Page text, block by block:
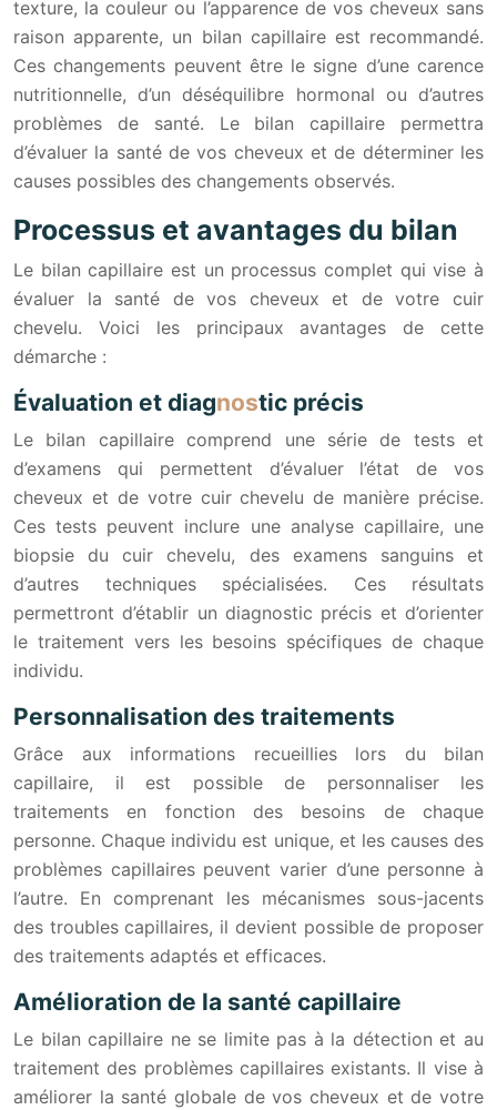
texture, la couleur ou l’apparence de vos cheveux sans
raison apparente, un bilan capillaire est recommandé.
Ces changements peuvent être le signe d’une carence
nutritionnelle, d’un déséquilibre hormonal ou d’autres
problèmes de santé. Le bilan capillaire permettra
d’évaluer la santé de vos cheveux et de déterminer les
causes possibles des changements observés.
Processus et avantages du bilan
Le bilan capillaire est un processus complet qui vise à
évaluer la santé de vos cheveux et de votre cuir
chevelu. Voici les principaux avantages de cette
démarche :
Évaluation et diagnostic précis
Le bilan capillaire comprend une série de tests et
d’examens qui permettent d’évaluer l’état de vos
cheveux et de votre cuir chevelu de manière précise.
Ces tests peuvent inclure une analyse capillaire, une
biopsie du cuir chevelu, des examens sanguins et
d’autres techniques spécialisées. Ces résultats
permettront d’établir un diagnostic précis et d’orienter
le traitement vers les besoins spécifiques de chaque
individu.
Personnalisation des traitements
Grâce aux informations recueillies lors du bilan
capillaire, il est possible de personnaliser les
traitements en fonction des besoins de chaque
personne. Chaque individu est unique, et les causes des
problèmes capillaires peuvent varier d’une personne à
l’autre. En comprenant les mécanismes sous-jacents
des troubles capillaires, il devient possible de proposer
des traitements adaptés et efficaces.
Amélioration de la santé capillaire
Le bilan capillaire ne se limite pas à la détection et au
traitement des problèmes capillaires existants. Il vise à
améliorer la santé globale de vos cheveux et de votre